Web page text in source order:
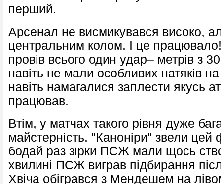
перший.
Арсенал не висмикувався високо,
центральним колом. І це
провів всього один удар– метрів з
навіть не мали особливих натяків
навіть намагалися заплести якусь
працював.
Втім, у матчах такого рівня дуже
майстерність. "Каноніри" звели цей
бодай раз зірки ПСЖ мали щось
хвилині ПСЖ виграв підбирання
Хвіча обігрався з Мендешем на